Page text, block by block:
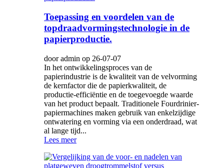
Toepassing en voordelen van de
topdraadvormingstechnologie in de
papierproductie.
door admin op 26-07-07
In het ontwikkelingsproces van de
papierindustrie is de kwaliteit van de velvorming
de kernfactor die de papierkwaliteit, de
productie-efficiëntie en de toegevoegde waarde
van het product bepaalt. Traditionele Fourdrinier-
papiermachines maken gebruik van enkelzijdige
ontwatering en vorming via een onderdraad, wat
al lange tijd...
Lees meer